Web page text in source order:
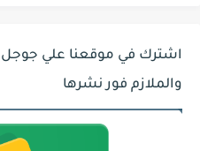
اشترك في موقعنا علي جوجل
والملازم فور نشرها